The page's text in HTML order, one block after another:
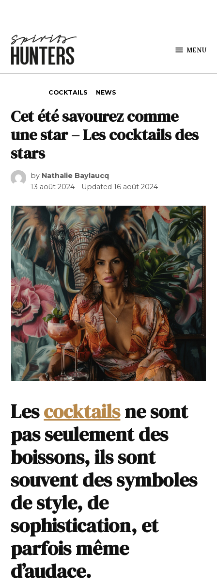
MENU
COCKTAILS NEWS
Cet été savourez comme
une star – Les cocktails des
stars
by Nathalie Baylaucq
13 août 2024
Updated16 août 2024
Lescocktailsne sont
pas seulement des
boissons, ils sont
souvent des symboles
de style, de
sophistication, et
parfois même
d’audace.